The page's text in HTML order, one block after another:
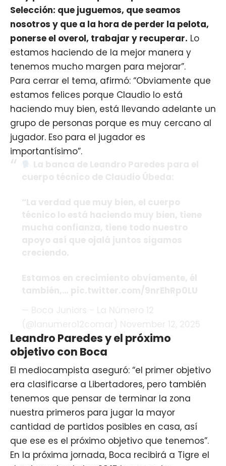
Selección: que juguemos, que seamos
nosotros y que a la hora de perder la pelota,
ponerse el overol, trabajar y recuperar. Lo
estamos haciendo de la mejor manera y
tenemos mucho margen para mejorar”.
Para cerrar el tema, afirmó: “Obviamente que
estamos felices porque Claudio lo está
haciendo muy bien, está llevando adelante un
grupo de personas porque es muy cercano al
jugador. Eso para el jugador es
importantísimo”.
Leandro Paredes y el próximo
objetivo con Boca
El mediocampista aseguró: “el primer objetivo
era clasificarse a Libertadores, pero también
tenemos que pensar de terminar la zona
nuestra primeros para jugar la mayor
cantidad de partidos posibles en casa, así
que ese es el próximo objetivo que tenemos”.
En la próxima jornada, Boca recibirá a Tigre el